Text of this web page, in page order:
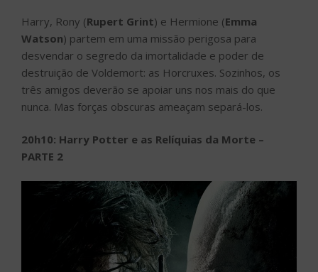
Harry, Rony (Rupert Grint) e Hermione (Emma
Watson) partem em uma missão perigosa para
desvendar o segredo da imortalidade e poder de
destruição de Voldemort: as Horcruxes. Sozinhos, os
três amigos deverão se apoiar uns nos mais do que
nunca. Mas forças obscuras ameaçam separá-los.
20h10: Harry Potter e as Relíquias da Morte –
PARTE 2